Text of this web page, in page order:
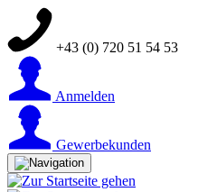
+43 (0) 720 51 54 53
Anmelden
Gewerbekunden